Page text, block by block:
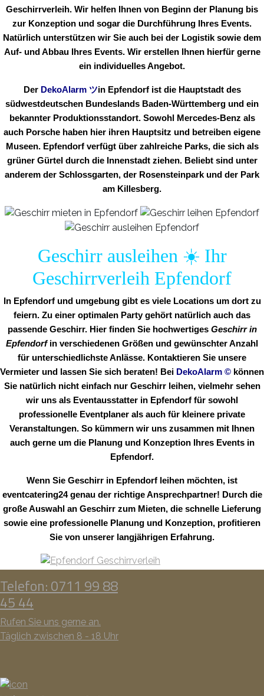
Geschirrverleih. Wir helfen Ihnen von Beginn der Planung bis
zur Konzeption und sogar die Durchführung Ihres Events.
Natürlich unterstützen wir Sie auch bei der Logistik sowie dem
Auf- und Abbau Ihres Events. Wir erstellen Ihnen hierfür gerne
ein individuelles Angebot.
Der DekoAlarm ツin Epfendorf ist die Hauptstadt des
südwestdeutschen Bundeslands Baden-Württemberg und ein
bekannter Produktionsstandort. Sowohl Mercedes-Benz als
auch Porsche haben hier ihren Hauptsitz und betreiben eigene
Museen. Epfendorf verfügt über zahlreiche Parks, die sich als
grüner Gürtel durch die Innenstadt ziehen. Beliebt sind unter
anderem der Schlossgarten, der Rosensteinpark und der Park
am Killesberg.
Geschirr ausleihen ☀️ Ihr
Geschirrverleih Epfendorf
In Epfendorf und umgebung gibt es viele Locations um dort zu
feiern. Zu einer optimalen Party gehört natürlich auch das
passende Geschirr. Hier finden Sie hochwertiges Geschirr in
Epfendorfin verschiedenen Größen und gewünschter Anzahl
für unterschiedlichste Anlässe. Kontaktieren Sie unsere
Vermieter und lassen Sie sich beraten! Bei DekoAlarm © können
Sie natürlich nicht einfach nur Geschirr leihen, vielmehr sehen
wir uns als Eventausstatter in Epfendorf für sowohl
professionelle Eventplaner als auch für kleinere private
Veranstaltungen. So kümmern wir uns zusammen mit Ihnen
auch gerne um die Planung und Konzeption Ihres Events in
Epfendorf.
Wenn Sie Geschirr in Epfendorf leihen möchten, ist
eventcatering24 genau der richtige Ansprechpartner! Durch die
große Auswahl an Geschirr zum Mieten, die schnelle Lieferung
sowie eine professionelle Planung und Konzeption, profitieren
Sie von unserer langjährigen Erfahrung.
Telefon: 0711 99 88
45 44
Rufen Sie uns gerne an.
Täglich zwischen 8 - 18 Uhr